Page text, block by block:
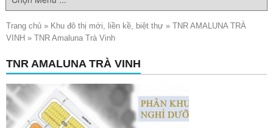
Trang chủ » Khu đô thị mới, liền kề, biệt thự » TNR AMALUNA TRÀ
VINH » TNR Amaluna Trà Vinh
TNR AMALUNA TRÀ VINH